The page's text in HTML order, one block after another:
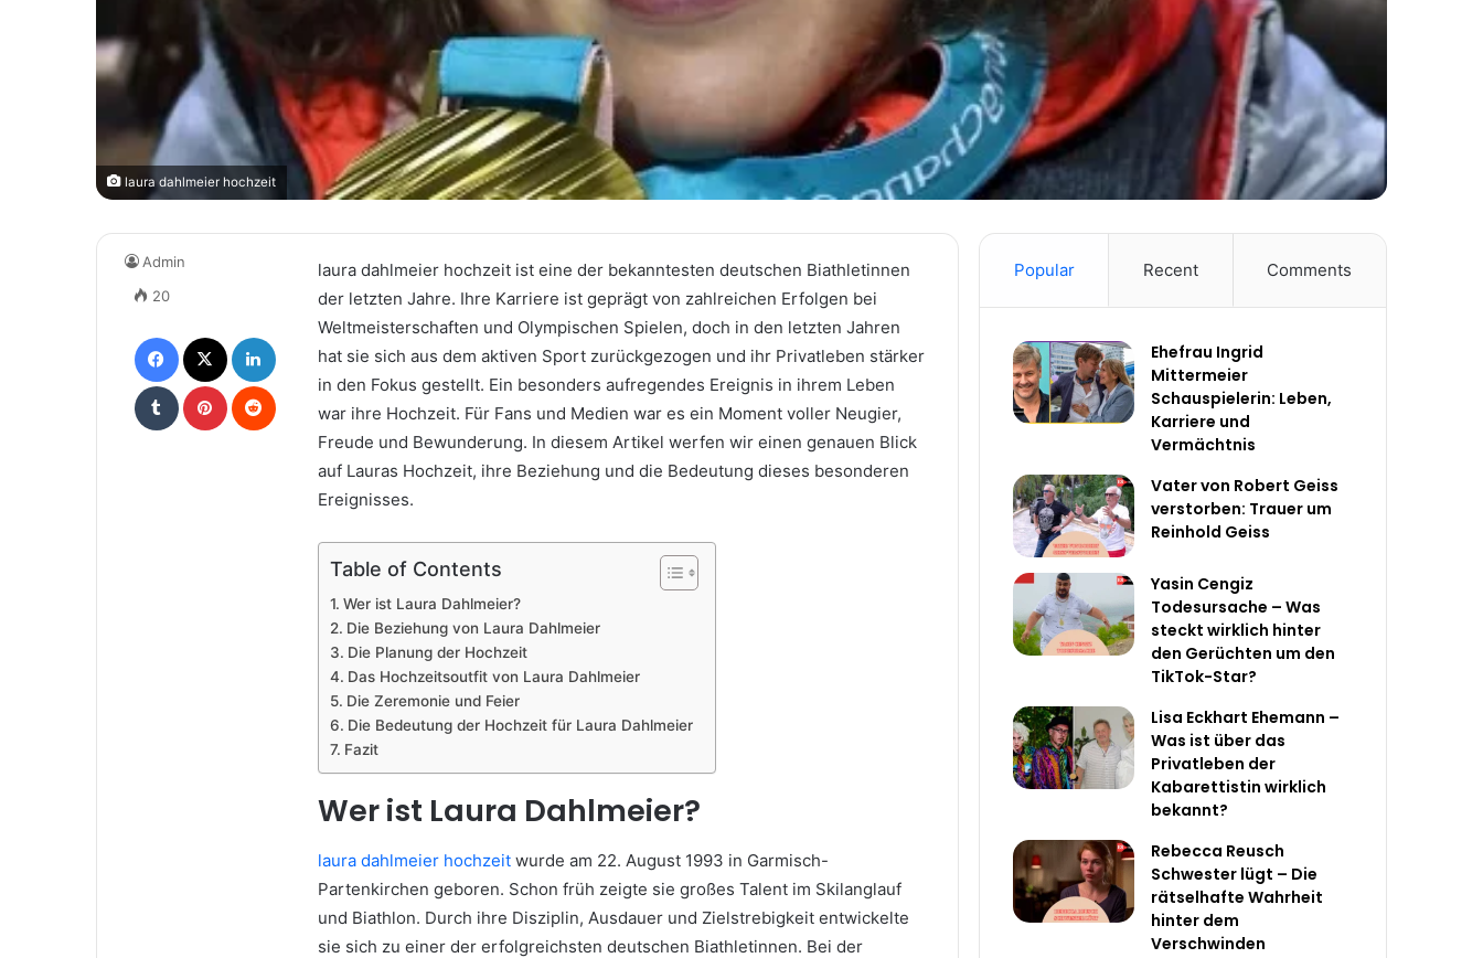
laura dahlmeier hochzeit
laura dahlmeier hochzeit ist eine der bekanntesten deutschen Biathletinnen
der letzten Jahre. Ihre Karriere ist geprägt von zahlreichen Erfolgen bei
Weltmeisterschaften und Olympischen Spielen, doch in den letzten Jahren
hat sie sich aus dem aktiven Sport zurückgezogen und ihr Privatleben stärker
in den Fokus gestellt. Ein besonders aufregendes Ereignis in ihrem Leben
war ihre Hochzeit. Für Fans und Medien war es ein Moment voller Neugier,
Freude und Bewunderung. In diesem Artikel werfen wir einen genauen Blick
auf Lauras Hochzeit, ihre Beziehung und die Bedeutung dieses besonderen
Ereignisses.
Table of Contents
Wer ist Laura Dahlmeier?
Die Beziehung von Laura Dahlmeier
Die Planung der Hochzeit
Das Hochzeitsoutfit von Laura Dahlmeier
Die Zeremonie und Feier
Die Bedeutung der Hochzeit für Laura Dahlmeier
Fazit
Wer ist Laura Dahlmeier?
laura dahlmeier hochzeit wurde am 22. August 1993 in Garmisch-
Partenkirchen geboren. Schon früh zeigte sie großes Talent im Skilanglauf
und Biathlon. Durch ihre Disziplin, Ausdauer und Zielstrebigkeit entwickelte
sie sich zu einer der erfolgreichsten deutschen Biathletinnen. Bei der
Admin
20
Facebook LinkedIn
Tumblr Pinterest
Popular Recent Comments
Ehefrau Ingrid
Mittermeier
Schauspielerin: Leben,
Karriere und
Vermächtnis
Vater von Robert Geiss
verstorben: Trauer um
Reinhold Geiss
Yasin Cengiz
Todesursache – Was
steckt wirklich hinter
den Gerüchten um den
TikTok-Star?
Lisa Eckhart Ehemann –
Was ist über das
Privatleben der
Kabarettistin wirklich
bekannt?
Rebecca Reusch
Schwester lügt – Die
rätselhafte Wahrheit
hinter dem
Verschwinden